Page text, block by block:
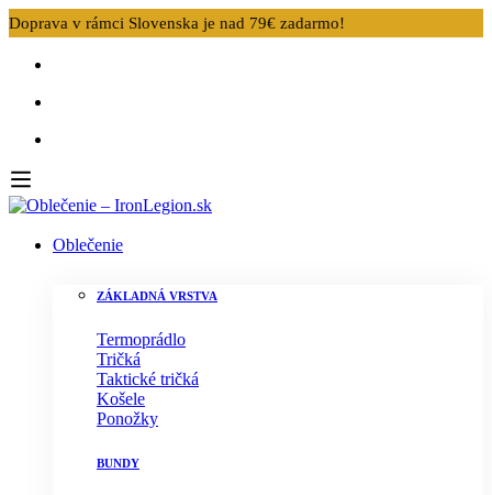
Doprava v rámci Slovenska je nad 79€ zadarmo!
Oblečenie
ZÁKLADNÁ VRSTVA
Termoprádlo
Tričká
Taktické tričká
Košele
Ponožky
BUNDY